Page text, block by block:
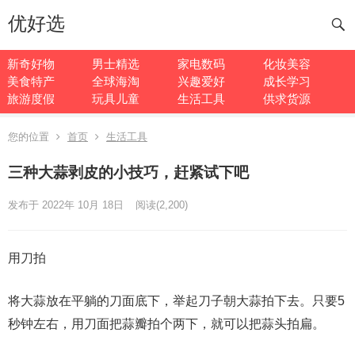
优好选
新奇好物 男士精选 家电数码
化妆美容
美食特产
全球海淘 兴趣爱好
成长学习
旅游度假
玩具儿童 生活工具 供求货源
您的位置 首页 生活工具
三种大蒜剥皮的小技巧，赶紧试下吧
发布于 2022年 10月 18日 阅读(2,200)
用刀拍
将大蒜放在平躺的刀面底下，举起刀子朝大蒜拍下去。只要5
秒钟左右，用刀面把蒜瓣拍个两下，就可以把蒜头拍扁。